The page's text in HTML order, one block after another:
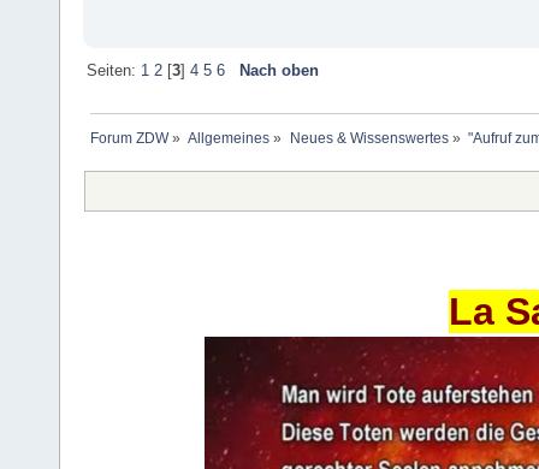
Seiten: 1 2[3] 4 5 6 Nach oben
Forum ZDW» Allgemeines » Neues & Wissenswertes» "Aufruf
La